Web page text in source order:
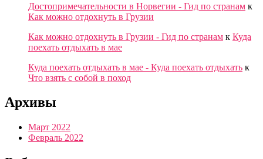
Достопримечательности в Норвегии - Гид по странам к
Как можно отдохнуть в Грузии
Как можно отдохнуть в Грузии - Гид по странам к Куда
поехать отдыхать в мае
Куда поехать отдыхать в мае - Куда поехать отдыхать к
Что взять с собой в поход
Архивы
Март 2022
Февраль 2022